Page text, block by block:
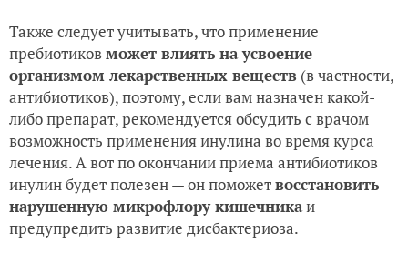
Также следует учитывать, что применение
пребиотиковможет влиять на усвоение
организмом лекарственных веществ (в частности,
антибиотиков), поэтому, если вам назначен какой-
либо препарат, рекомендуется обсудить с врачом
возможность применения инулина во время курса
лечения. А вот по окончании приема антибиотиков
инулин будет полезен — он поможетвосстановить
нарушенную микрофлору кишечникаи
предупредить развитие дисбактериоза.